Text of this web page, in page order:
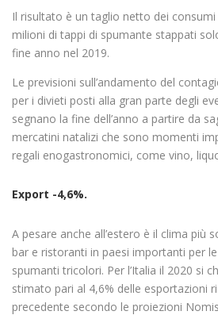
Il risultato è un taglio netto dei
milioni di tappi di spumante stappati
fine anno nel 2019.
Le previsioni sull’andamento del
per i divieti posti alla gran parte degli
segnano la fine dell’anno a partire da
mercatini natalizi che sono momenti
regali enogastronomici, come vino,
Export -4,6%.
A pesare anche all’estero è il clima più
bar e ristoranti in paesi importanti per
spumanti tricolori. Per l’Italia il 2020 si
stimato pari al 4,6% delle esportazioni
precedente secondo le proiezioni